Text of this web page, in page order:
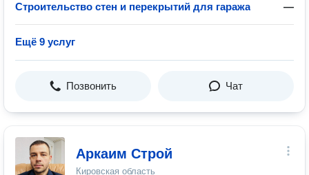
Строительство стен и перекрытий для гаража —
Ещё 9 услуг
Позвонить Чат
Аркаим Строй
Кировская область